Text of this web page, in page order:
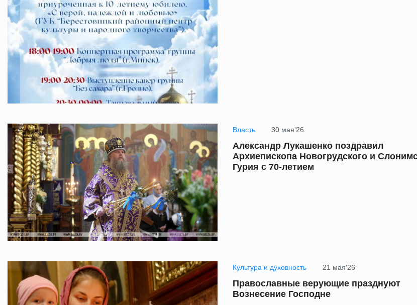
Власть 30 мая'26
Александр Лукашенко поздравил
Архиепископа Новогрудского и
Гурия с 70-летием
Культура и духовность 21 мая'26
Православные верующие празднуют
Вознесение Господне